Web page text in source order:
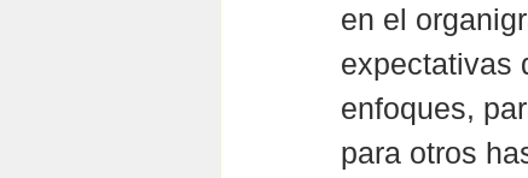
en el
expectativas
enfoques,
para otros